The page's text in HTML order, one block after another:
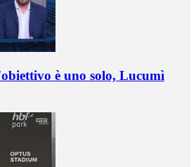
è uno solo, Lucumì